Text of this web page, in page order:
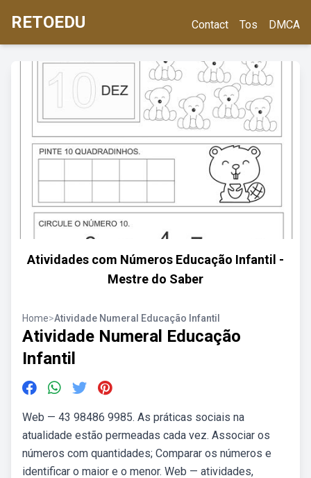
RETOEDU Contact Tos DMCA
Atividades com Números Educação Infantil -
Mestre do Saber
Home>Atividade Numeral Educação Infantil
Atividade Numeral Educação
Infantil
Web — 43 98486 9985. As práticas sociais na
atualidade estão permeadas cada vez. Associar os
números com quantidades; Comparar os números e
identificar o maior e o menor. Web — atividades,